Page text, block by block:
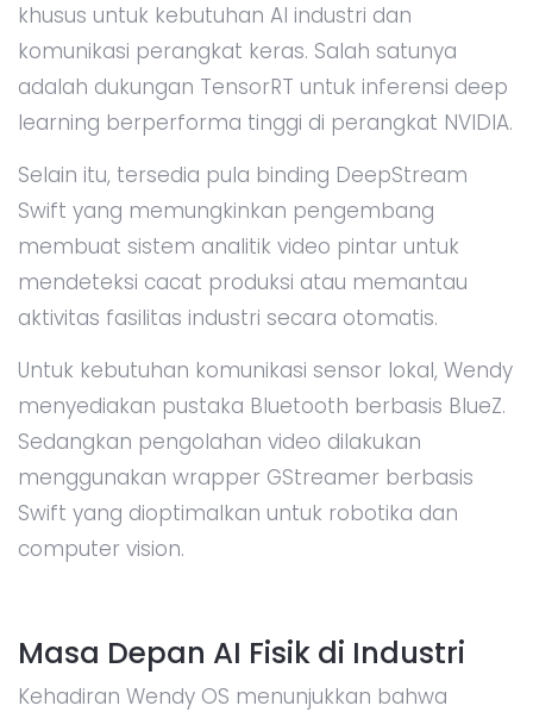
khusus untuk kebutuhan AI industri dan
komunikasi perangkat keras. Salah satunya
adalah dukungan TensorRT untuk inferensi deep
learning berperforma tinggi di perangkat NVIDIA.
Selain itu, tersedia pula binding DeepStream
Swift yang memungkinkan pengembang
membuat sistem analitik video pintar untuk
mendeteksi cacat produksi atau memantau
aktivitas fasilitas industri secara otomatis.
Untuk kebutuhan komunikasi sensor lokal, Wendy
menyediakan pustaka Bluetooth berbasis BlueZ.
Sedangkan pengolahan video dilakukan
menggunakan wrapper GStreamer berbasis
Swift yang dioptimalkan untuk robotika dan
computer vision.
Masa Depan AI Fisik di Industri
Kehadiran Wendy OS menunjukkan bahwa